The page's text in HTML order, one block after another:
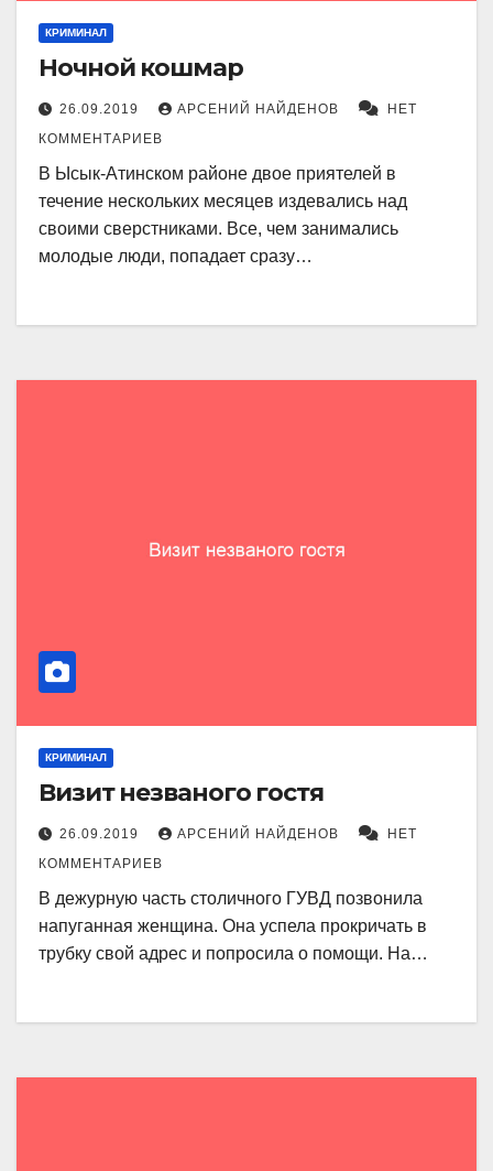
КРИМИНАЛ
Ночной кошмар
26.09.2019 АРСЕНИЙ НАЙДЕНОВ
НЕТ
КОММЕНТАРИЕВ
В Ысык-Атинском районе двое приятелей в
течение нескольких месяцев издевались над
своими сверстниками. Все, чем занимались
молодые люди, попадает сразу…
КРИМИНАЛ
Визит незваного гостя
26.09.2019 АРСЕНИЙ НАЙДЕНОВ
НЕТ
КОММЕНТАРИЕВ
В дежурную часть столичного ГУВД позвонила
напуганная женщина. Она успела прокричать в
трубку свой адрес и попросила о помощи. На…